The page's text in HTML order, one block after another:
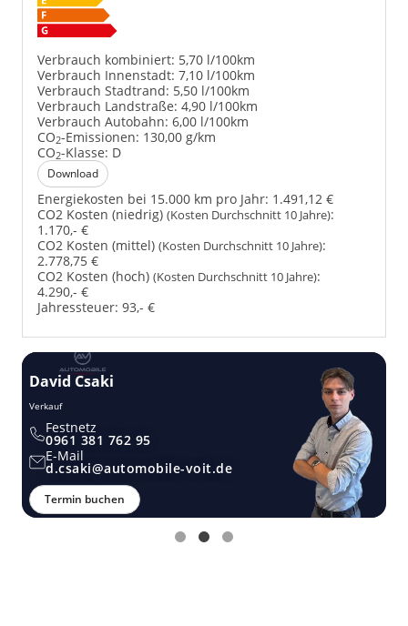
Verbrauch kombiniert: 5,70 l/100km
Verbrauch Innenstadt: 7,10 l/100km
Verbrauch Stadtrand: 5,50 l/100km
Verbrauch Landstraße: 4,90 l/100km
Verbrauch Autobahn: 6,00 l/100km
CO2-Emissionen: 130,00 g/km
CO2-Klasse: D
Download
Energiekosten bei 15.000 km pro Jahr: 1.491,12 €
CO2 Kosten (niedrig) (Kosten Durchschnitt 10 Jahre):
1.170,- €
CO2 Kosten (mittel) (Kosten Durchschnitt 10 Jahre):
2.778,75 €
CO2 Kosten (hoch) (Kosten Durchschnitt 10 Jahre):
4.290,- €
Jahressteuer: 93,- €
David Csaki
Verkauf
Festnetz
0961 381 762 95
E-Mail
d.csaki@automobile-voit.de
Termin buchen